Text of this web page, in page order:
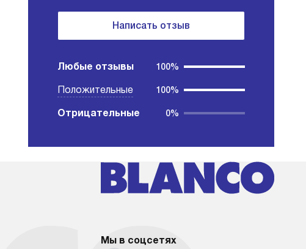
Написать отзыв
Любые отзывы 100%
Положительные 100%
Отрицательные 0%
Мы в соцсетях